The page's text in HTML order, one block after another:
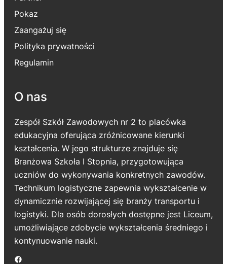
Pokaz
Zaangażuj się
Polityka prywatności
Regulamin
O nas
Zespół Szkół Zawodowych nr 2 to placówka
edukacyjna oferująca zróżnicowane kierunki
kształcenia. W jego strukturze znajduje się
Branżowa Szkoła I Stopnia, przygotowująca
uczniów do wykonywania konkretnych zawodów.
Technikum logistyczne zapewnia wykształcenie w
dynamicznie rozwijającej się branży transportu i
logistyki. Dla osób dorosłych dostępne jest Liceum,
umożliwiające zdobycie wykształcenia średniego i
kontynuowanie nauki.